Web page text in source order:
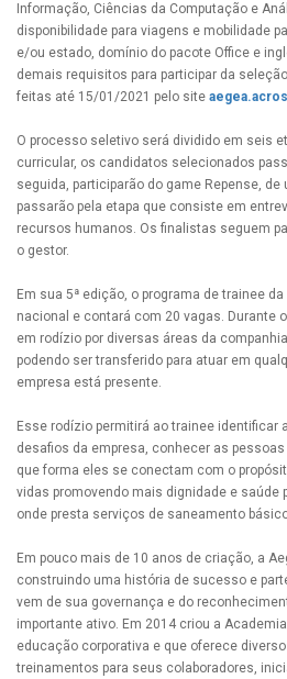
Informação, Ciências da Computação e
disponibilidade para viagens e mobilidade
e/ou estado, domínio do pacote Office e
demais requisitos para participar da
feitas até 15/01/2021 pelo site
O processo seletivo será dividido em seis
curricular, os candidatos selecionados
seguida, participarão do game Repense,
passarão pela etapa que consiste em
recursos humanos. Os finalistas seguem
o gestor.
Em sua 5ª edição, o programa de trainee
nacional e contará com 20 vagas. Durante
em rodízio por diversas áreas da
podendo ser transferido para atuar em
empresa está presente.
Esse rodízio permitirá ao trainee identificar
desafios da empresa, conhecer as pessoas
que forma eles se conectam com o
vidas promovendo mais dignidade e saúde
onde presta serviços de saneamento
Em pouco mais de 10 anos de criação, a
construindo uma história de sucesso e
vem de sua governança e do
importante ativo. Em 2014 criou a
educação corporativa e que oferece
treinamentos para seus colaboradores,